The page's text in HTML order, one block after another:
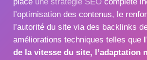
l’optimisation des contenus, le
l’autorité du site via des backlinks
améliorations techniques telles que
de la vitesse du site, l’adaptation